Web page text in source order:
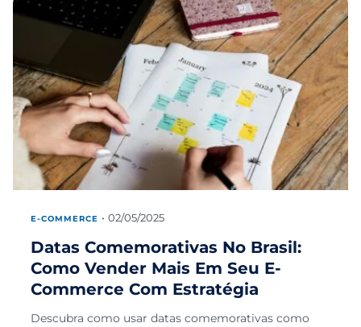
E-COMMERCE 02/05/2025
Datas Comemorativas No Brasil:
Como Vender Mais Em Seu E-
Commerce Com Estratégia
Descubra como usar datas comemorativas como